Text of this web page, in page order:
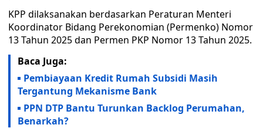
KPP dilaksanakan berdasarkan Peraturan Menteri
Koordinator Bidang Perekonomian (Permenko) Nomor
13 Tahun 2025 dan Permen PKP Nomor 13 Tahun 2025.
Baca Juga:
Pembiayaan Kredit Rumah Subsidi Masih
Tergantung Mekanisme Bank
PPN DTP Bantu Turunkan Backlog Perumahan,
Benarkah?